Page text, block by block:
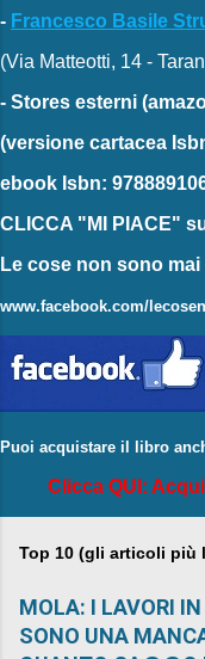
- Francesco Basile
(Via Matteotti, 14 -
- Stores esterni
(versione cartacea
ebook Isbn:
CLICCA "MI PIACE"
Le cose non sono
www.facebook.com/
Puoi acquistare il libro
Clicca QUI:
Top 10 (gli articoli più
MOLA: I LAVORI
SONO UNA